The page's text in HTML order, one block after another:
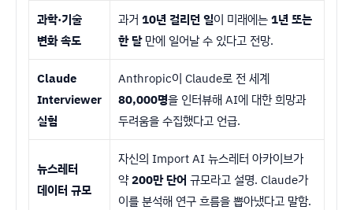
과학·기술
변화 속도
과거 10년 걸리던 일이 미래에는1년 또는
한 달만에 일어날 수 있다고 전망.
Claude
Interviewer
실험
Anthropic이 Claude로 전 세계
80,000명을 인터뷰해 AI에 대한 희망과
두려움을 수집했다고 언급.
뉴스레터
데이터 규모
자신의 Import AI 뉴스레터 아카이브가
약200만 단어 규모라고 설명. Claude가
이를 분석해 연구 흐름을 뽑아냈다고 말함.